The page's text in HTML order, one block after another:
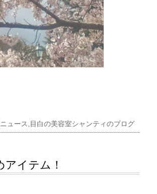
ュース 目白の美容室シャンティのブログ
イテム！